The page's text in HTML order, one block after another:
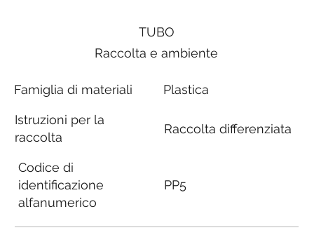
TUBO
Raccolta e ambiente
Famiglia di materiali
Istruzioni per la
raccolta
Codice di
identificazione
alfanumerico
Plastica
Raccolta differenziata
PP5